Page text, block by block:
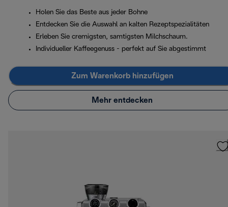
Holen Sie das Beste aus jeder Bohne
Entdecken Sie die Auswahl an kalten Rezeptspezialitäten
Erleben Sie cremigsten, samtigsten Milchschaum.
Individueller Kaffeegenuss - perfekt auf Sie abgestimmt
Zum Warenkorb hinzufügen
Mehr entdecken